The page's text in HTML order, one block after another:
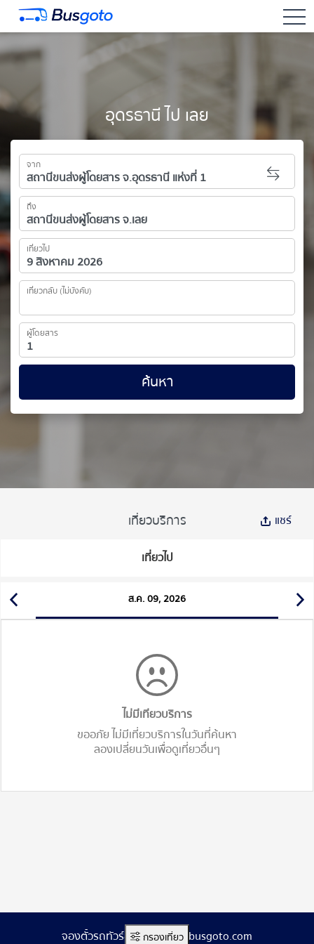
อุดรธานี ไป เลย
จาก
ถึง
เที่ยวไป
เที่ยวกลับ (ไม่บังคับ)
ผู้โดยสาร
ค้นหา
เที่ยวบริการ แชร์
เที่ยวไป
ส.ค. 09, 2026
ไม่มีเทียวบริการ
ขออภัย ไม่มีเที่ยวบริการในวันที่ค้นหา
ลองเปลี่ยนวันเพื่อดูเที่ยวอื่นๆ
กรองเที่ยว
จองตั๋วรถทัวร์ออนไลน์ www.busgoto.com